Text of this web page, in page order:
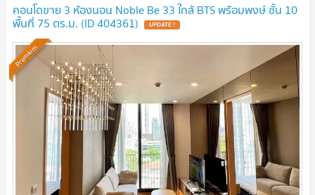
คอนโดขาย 3 ห้องนอน Noble Be 33 ใกล้ BTS พร้อมพงษ์ ชั้น 10
พื้นที่ 75 ตร.ม. (ID 404361)
Premium